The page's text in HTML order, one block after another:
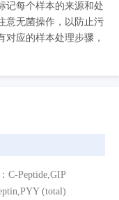
记每个样本的来源和处
意无菌操作，以防止污
应的样本处理步骤，
C-Peptide,GIP
(total)